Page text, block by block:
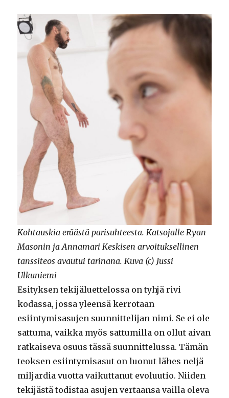
Kohtauskia eräästä parisuhteesta. Katsojalle Ryan
Masonin ja Annamari Keskisen arvoituksellinen
tanssiteos avautui tarinana. Kuva (c) Jussi
Ulkuniemi
Esityksen tekijäluettelossa on tyhjä rivi
kodassa, jossa yleensä kerrotaan
esiintymisasujen suunnittelijan nimi. Se ei ole
sattuma, vaikka myös sattumilla on ollut aivan
ratkaiseva osuus tässä suunnittelussa. Tämän
teoksen esiintymisasut on luonut lähes neljä
miljardia vuotta vaikuttanut evoluutio. Niiden
tekijästä todistaa asujen vertaansa vailla oleva